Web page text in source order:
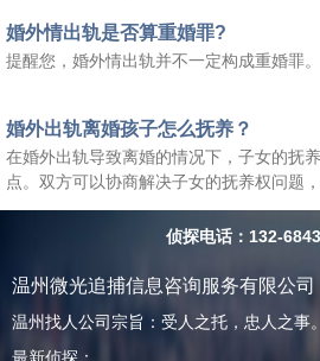
婚外情出轨是否算重婚罪?
提醒您，婚外情出轨并不一定构成重婚罪。
婚外出轨离婚孩子怎么抚养？
在婚外出轨导致离婚的情况下，子女的抚
点。双方可以协商解决子女的抚养权问题，
侦探电话：132-
温州微光追捕信息咨询服务有限公司
温州找人公司宗旨：受人之托，忠人之事。